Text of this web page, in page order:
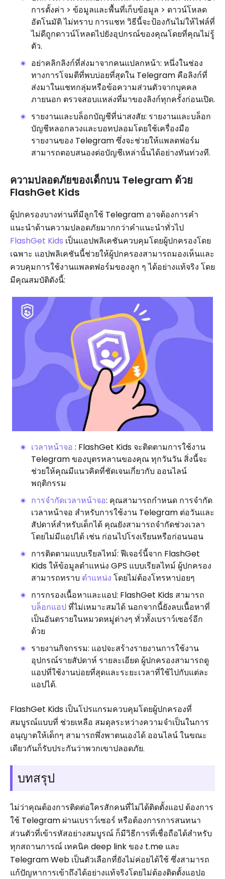
การตั้งค่า > ข้อมูลและพื้นที่เก็บข้อมูล > ดาวน์โหลด
อัตโนมัติ ไม่ทราบ การแชท วิธีนี้จะป้องกันไม่ให้ไฟล์ที่
ไม่ดีถูกดาวน์โหลดไปยังอุปกรณ์ของคุณโดยที่คุณไม่รู้
ตัว.
อย่าคลิกลิงก์ที่ส่งมาจากคนแปลกหน้า: หนึ่งในช่อง
ทางการโจมตีที่พบบ่อยที่สุดใน Telegram คือลิงก์ที่
ส่งมาในแชทกลุ่มหรือข้อความส่วนตัวจากบุคคล
ภายนอก ตรวจสอบแหล่งที่มาของลิงก์ทุกครั้งก่อนเปิด.
รายงานและบล็อกบัญชีที่น่าสงสัย: รายงานและบล็อก
บัญชีหลอกลวงและบอทปลอมโดยใช้เครื่องมือ
รายงานของ Telegram ซึ่งจะช่วยให้แพลตฟอร์ม
สามารถตอบสนองต่อบัญชีเหล่านั้นได้อย่างทันท่วงที.
ความปลอดภัยของเด็กบน Telegram ด้วย
FlashGet Kids
ผู้ปกครองบางท่านที่มีลูกใช้ Telegram อาจต้องการคำ
แนะนำด้านความปลอดภัยมากกว่าคำแนะนำทั่วไป
FlashGet Kids เป็นแอปพลิเคชันควบคุมโดยผู้ปกครองโดย
เฉพาะ แอปพลิเคชันนี้ช่วยให้ผู้ปกครองสามารถมองเห็นและ
ควบคุมการใช้งานแพลตฟอร์มของลูก ๆ ได้อย่างแท้จริง โดย
มีคุณสมบัติดังนี้:
เวลาหน้าจอ : FlashGet Kids จะติดตามการใช้งาน
Telegram ของบุตรหลานของคุณ ทุกวันวัน สิ่งนี้จะ
ช่วยให้คุณมีแนวคิดที่ชัดเจนเกี่ยวกับ ออนไลน์
พฤติกรรม
การจำกัดเวลาหน้าจอ: คุณสามารถกำหนด การจำกัด
เวลาหน้าจอ สำหรับการใช้งาน Telegram ต่อวันและ
สัปดาห์สำหรับเด็กได้ คุณยังสามารถจำกัดช่วงเวลา
โดยไม่มีแอปได้ เช่น ก่อนไปโรงเรียนหรือก่อนนอน
การติดตามแบบเรียลไทม์: ฟีเจอร์นี้จาก FlashGet
Kids ให้ข้อมูลตำแหน่ง GPS แบบเรียลไทม์ ผู้ปกครอง
สามารถทราบ ตำแหน่ง โดยไม่ต้องโทรหาบ่อยๆ
การกรองเนื้อหาและแอป: FlashGet Kids สามารถ
บล็อกแอปที่ไม่เหมาะสมได้ นอกจากนี้ยังลบเนื้อหาที่
เป็นอันตรายในหมวดหมู่ต่างๆ ทั่วทั้งเบราว์เซอร์อีก
ด้วย
รายงานกิจกรรม: แอปจะสร้างรายงานการใช้งาน
อุปกรณ์รายสัปดาห์ รายละเอียด ผู้ปกครองสามารถดู
แอปที่ใช้งานบ่อยที่สุดและระยะเวลาที่ใช้ไปกับแต่ละ
แอปได้.
FlashGet Kids เป็นโปรแกรมควบคุมโดยผู้ปกครองที่
สมบูรณ์แบบที่ ช่วยเหลือ สมดุลระหว่างความจำเป็นในการ
อนุญาตให้เด็กๆ สามารถพึ่งพาตนเองได้ ออนไลน์ ในขณะ
เดียวกันก็รับประกันว่าพวกเขาปลอดภัย.
บทสรุป
ไม่ว่าคุณต้องการติดต่อใครสักคนที่ไม่ได้ติดตั้งแอป ต้องการ
ใช้ Telegram ผ่านเบราว์เซอร์ หรือต้องการการสนทนา
ส่วนตัวที่เข้ารหัสอย่างสมบูรณ์ ก็มีวิธีการที่เชื่อถือได้สำหรับ
ทุกสถานการณ์ เทคนิค deep link ของ t.me และ
Telegram Web เป็นตัวเลือกที่ยังไม่ค่อยได้ใช้ ซึ่งสามารถ
แก้ปัญหาการเข้าถึงได้อย่างแท้จริงโดยไม่ต้องติดตั้งแอปอ